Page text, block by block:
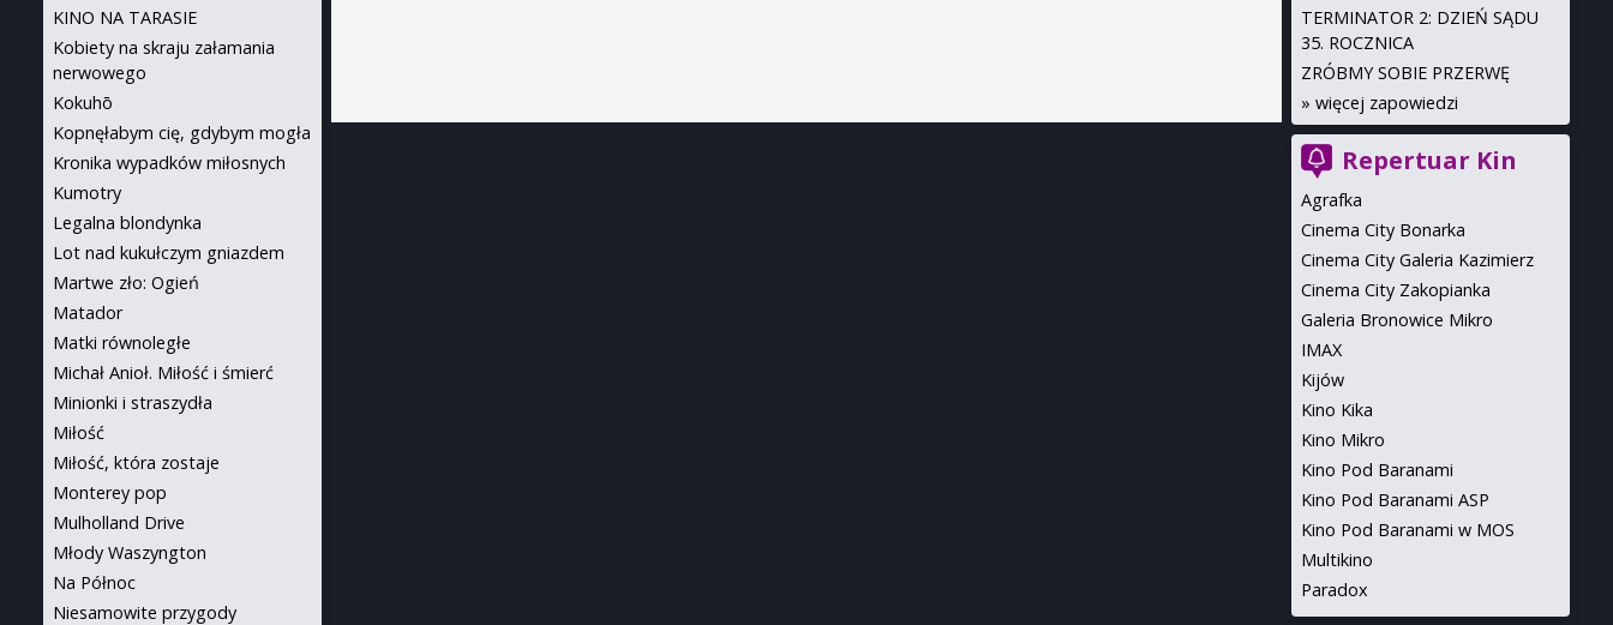
TERMINATOR 2: DZIEŃ SĄDU
35. ROCZNICA
ZRÓBMY SOBIE PRZERWĘ
» więcej zapowiedzi
Repertuar Kin
Agrafka
Cinema City Bonarka
Cinema City Galeria Kazimierz
Cinema City Zakopianka
Galeria Bronowice Mikro
IMAX
Kijów
Kino Kika
Kino Mikro
Kino Pod Baranami
Kino Pod Baranami ASP
Kino Pod Baranami w MOS
Multikino
Paradox
KINO NA TARASIE
Kobiety na skraju załamania
nerwowego
Kokuhō
Kopnęłabym cię, gdybym mogła
Kronika wypadków miłosnych
Kumotry
Legalna blondynka
Lot nad kukułczym gniazdem
Martwe zło: Ogień
Matador
Matki równoległe
Michał Anioł. Miłość i śmierć
Minionki i straszydła
Miłość
Miłość, która zostaje
Monterey pop
Mulholland Drive
Młody Waszyngton
Na Północ
Niesamowite przygody